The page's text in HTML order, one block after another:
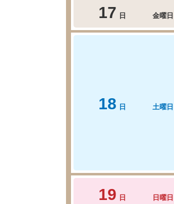
17 日 金曜日
18 日 土曜日
19 日 日曜日